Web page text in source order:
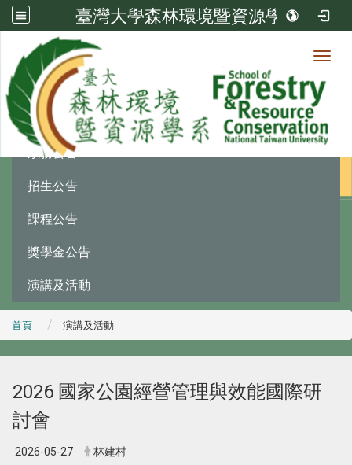
臺灣大學森林環境暨資源學系
最新消息
系務公告
招生公告
課程公告
獎學金公告
演講及活動
首頁 演講及活動
2026 國家公園經營管理與效能國際研
討會
2026-05-27 林建村